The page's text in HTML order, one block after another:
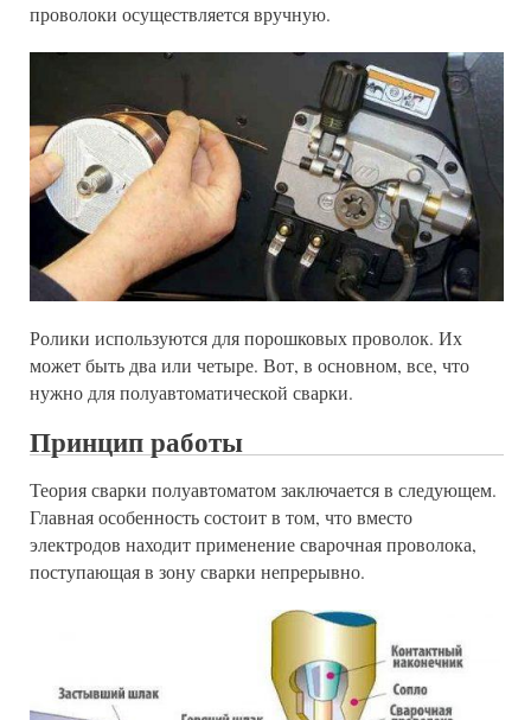
проволоки осуществляется вручную.
Ролики используются для порошковых проволок. Их
может быть два или четыре. Вот, в основном, все, что
нужно для полуавтоматической сварки.
Принцип работы
Теория сварки полуавтоматом заключается в следующем.
Главная особенность состоит в том, что вместо
электродов находит применение сварочная проволока,
поступающая в зону сварки непрерывно.